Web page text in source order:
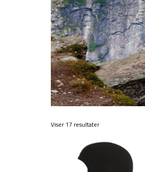
Viser 17 resultater